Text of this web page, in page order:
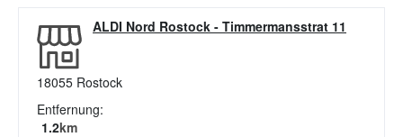
ALDI Nord Rostock - Timmermansstrat 11
18055 Rostock
Entfernung:
1.2km